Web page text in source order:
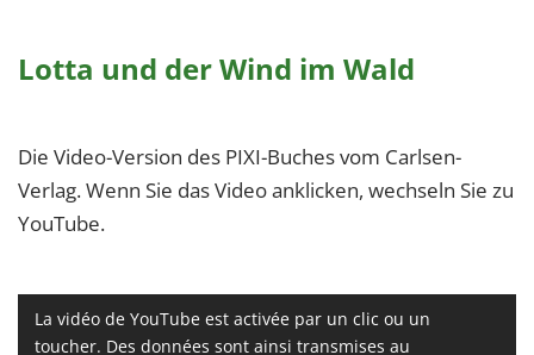
Lotta und der Wind im Wald
Die Video-Version des PIXI-Buches vom Carlsen-
Verlag. Wenn Sie das Video anklicken, wechseln Sie zu
YouTube.
La vidéo de YouTube est activée par un clic ou un
toucher. Des données sont ainsi transmises au